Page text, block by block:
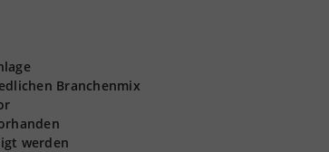
Branchenmix
werden